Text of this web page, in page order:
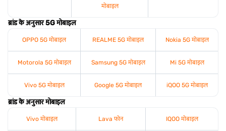
मोबाइल
ब्रांड के अनुसार 5G मोबाइल
OPPO 5G मोबाइल REALME 5G मोबाइल Nokia 5G मोबाइल
Motorola 5G मोबाइल Samsung 5G मोबाइल Mi 5G मोबाइल
Vivo 5G मोबाइल Google 5G मोबाइल iQOO 5G मोबाइल
ब्रांड के अनुसार मोबाइल
Vivo मोबाइल Lava फोन IQOO मोबाइल